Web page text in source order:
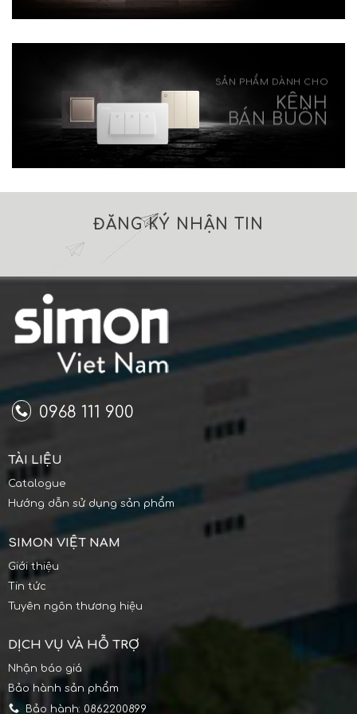
SẢN PHẨM DÀNH CHO
KÊNH
BÁN BUÔN
ĐĂNG KÝ NHẬN TIN
0968 111 900
TÀI LIỆU
Catalogue
Hướng dẫn sử dụng sản phẩm
SIMON VIỆT NAM
Giới thiệu
Tin tức
Tuyên ngôn thương hiệu
DỊCH VỤ VÀ HỖ TRỢ
Nhận báo giá
Bảo hành sản phẩm
Bảo hành: 0862200899